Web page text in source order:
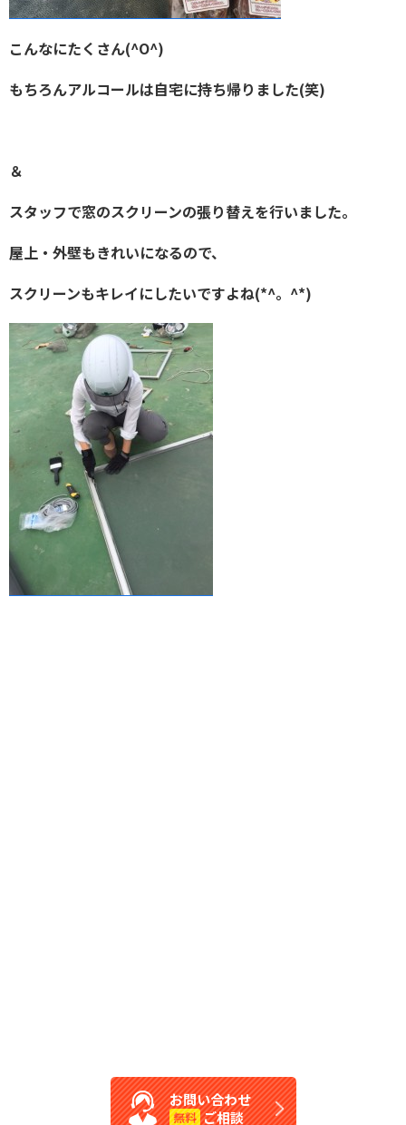
こんなにたくさん(^O^)
もちろんアルコールは自宅に持ち帰りました(笑)
＆
スタッフで窓のスクリーンの張り替えを行いました。
屋上・外壁もきれいになるので、
スクリーンもキレイにしたいですよね(*^。^*)
お問い合わせ
無料 ご相談